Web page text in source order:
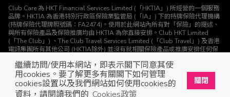
繼續訪問/使用本網站，即表示閣下同意其使
用cookies。要了解更多有關閣下如何管理
cookies設置以及我們網站如何使用cookies的
資料，請閱讀我們的 Cookies政策
關閉
Club Care 為 HKT Financial Services Limited (「HKTIA」) 所經營的一個服務
品牌。HKTIA 為香港特別行政區保險業監管局 (「IA」) 下的持牌保險代理機構
(持牌保險代理牌照號碼：FA2474)。使用於此網站內所有對「保險」的提述、
與所有保險產品及保險推廣均由 HKTIA 為你直接安排。Club HKT Limited
(「The Club」) 、The Club Travel Services Limited (「Club Travel」) 及香港
電訊集團所有其他公司 (HKTIA除外) 並沒有就相關保險產品或推廣安排任何保
© The Club 2026. 保留所有權利
立即下載The Club手機app
展開屬於你的獎賞之旅
開啟